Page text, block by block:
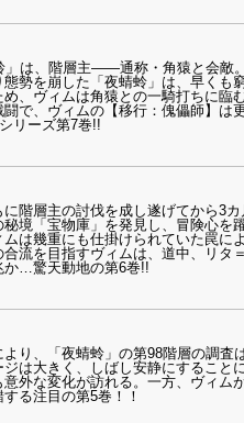
」は、階層主――通称・角猿と会敵。
勢を崩した「夜蜻蛉」は、早くも
、ヴィムは角猿との一騎打ちに臨む
で、ヴィムの【移行：傀儡師】は
リーズ第7巻!!
階層主の討伐を成し遂げてから3
秘境「宝物庫」を発見し、冒険心を
は幾重にも仕掛けられていた罠に
流を目指すヴィムは、道中、リ
か…驚天動地の第6巻!!
り、「夜蜻蛉」の第98階層の調
は大きく、しばし安静にするこ
外な変化が訪れる。一方、ヴィム
る注目の第5巻！！